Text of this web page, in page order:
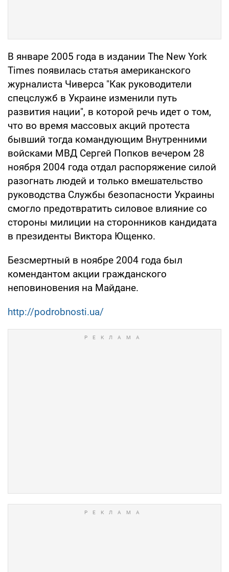
В январе 2005 года в издании The New York
Times появилась статья американского
журналиста Чиверса "Как руководители
спецслужб в Украине изменили путь
развития нации", в которой речь идет о том,
что во время массовых акций протеста
бывший тогда командующим Внутренними
войсками МВД Сергей Попков вечером 28
ноября 2004 года отдал распоряжение силой
разогнать людей и только вмешательство
руководства Службы безопасности Украины
смогло предотвратить силовое влияние со
стороны милиции на сторонников кандидата
в президенты Виктора Ющенко.
Безсмертный в ноябре 2004 года был
комендантом акции гражданского
неповиновения на Майдане.
http://podrobnosti.ua/